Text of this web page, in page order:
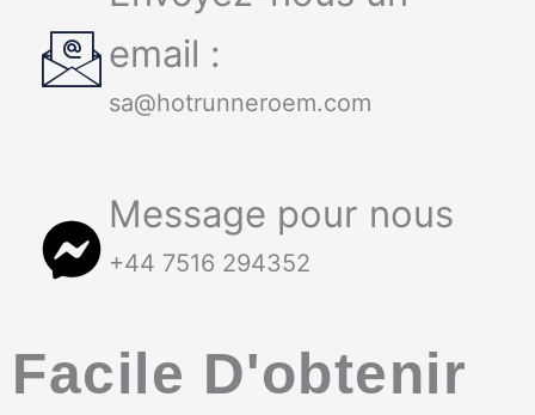
email :
sa@hotrunneroem.com
Message pour nous
+44 7516 294352
Facile D'obtenir